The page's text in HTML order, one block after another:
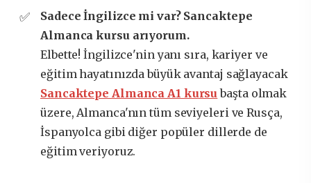
Sadece İngilizce mi var? Sancaktepe
Almanca kursu arıyorum.
Elbette! İngilizce'nin yanı sıra, kariyer ve
eğitim hayatınızda büyük avantaj sağlayacak
Sancaktepe Almanca A1 kursu başta olmak
üzere, Almanca'nın tüm seviyeleri ve Rusça,
İspanyolca gibi diğer popüler dillerde de
eğitim veriyoruz.